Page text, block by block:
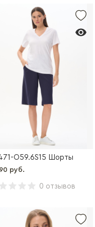
O59.6S15 Шорты
руб.
0 отзывов